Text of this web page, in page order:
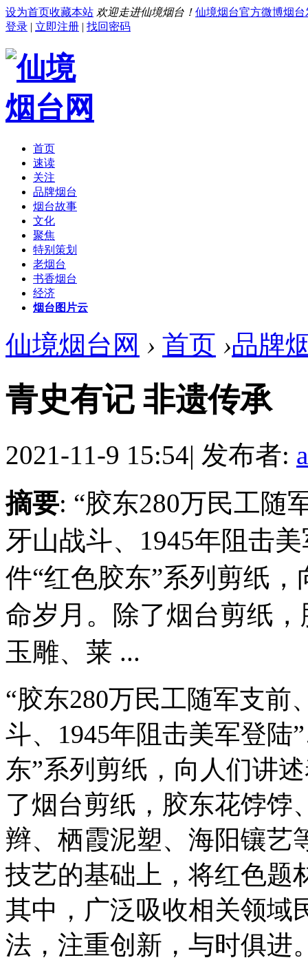
设为首页收藏本站 欢迎走进仙境烟台！ 仙境烟台官方微博烟台
登录 | 立即注册 | 找回密码
首页
速读
关注
品牌烟台
烟台故事
文化
聚焦
特别策划
老烟台
书香烟台
经济
烟台图片云
仙境烟台网 › 首页 ›品牌
青史有记 非遗传承
2021-11-9 15:54| 发布者:
摘要: “胶东280万民工随
牙山战斗、1945年阻击
件“红色胶东”系列剪纸
命岁月。除了烟台剪纸
玉雕、莱 ...
“胶东280万民工随军支
斗、1945年阻击美军登
东”系列剪纸，向人们讲
了烟台剪纸，胶东花饽饽
辫、栖霞泥塑、海阳镶艺
技艺的基础上，将红色题
其中，广泛吸收相关领域
法，注重创新，与时俱进